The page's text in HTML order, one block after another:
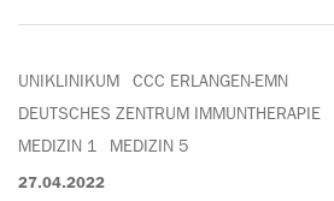
UNIKLINIKUM
CCC ERLANGEN-EMN
DEUTSCHES ZENTRUM IMMUNTHERAPIE
MEDIZIN 1
MEDIZIN 5
27.04.2022